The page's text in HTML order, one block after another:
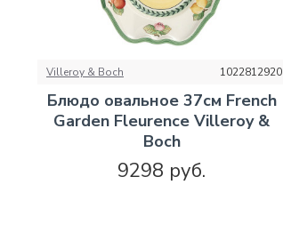
Villeroy & Boch 1022812920
Блюдо овальное 37см French
Garden Fleurence Villeroy &
Boch
9298 руб.